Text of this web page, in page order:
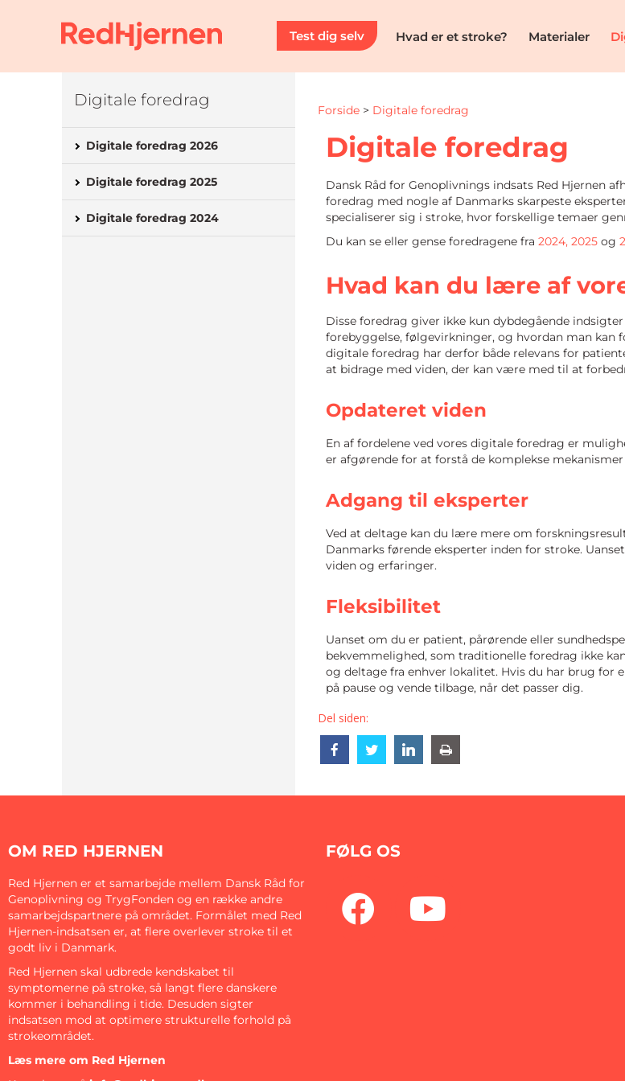
Test dig selv Hvad er et stroke? Materialer
Forside > Digitale foredrag
Digitale foredrag
Dansk Råd for Genoplivnings indsats Red Hjernen
foredrag med nogle af Danmarks skarpeste
specialiserer sig i stroke, hvor forskellige temaer
Du kan se eller gense foredragene fra 2024, 2025 og
Hvad kan du lære af
Disse foredrag giver ikke kun dybdegående
forebyggelse, følgevirkninger, og hvordan man kan
digitale foredrag har derfor både relevans for
at bidrage med viden, der kan være med til at
Opdateret viden
En af fordelene ved vores digitale foredrag er
er afgørende for at forstå de komplekse
Adgang til eksperter
Ved at deltage kan du lære mere om
Danmarks førende eksperter inden for stroke.
viden og erfaringer.
Fleksibilitet
Uanset om du er patient, pårørende eller
bekvemmelighed, som traditionelle foredrag ikke
og deltage fra enhver lokalitet. Hvis du har brug
på pause og vende tilbage, når det passer dig.
Del siden:
Share Share Share
Digitale foredrag
Digitale foredrag 2026
Digitale foredrag 2025
Digitale foredrag 2024
OM RED HJERNEN
Red Hjernen er et samarbejde mellem Dansk Råd for
Genoplivning og TrygFonden og en række andre
samarbejdspartnere på området. Formålet med Red
Hjernen-indsatsen er, at flere overlever stroke til et
godt liv i Danmark.
Red Hjernen skal udbrede kendskabet til
symptomerne på stroke, så langt flere danskere
kommer i behandling i tide. Desuden sigter
indsatsen mod at optimere strukturelle forhold på
strokeområdet.
Læs mere om Red Hjernen
FØLG OS